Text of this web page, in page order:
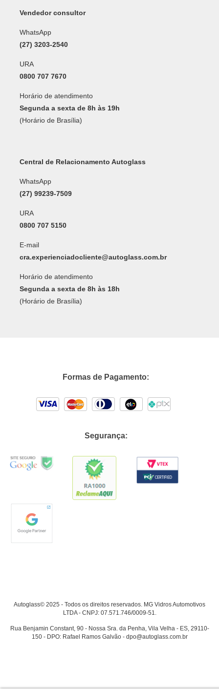
Vendedor consultor
WhatsApp
(27) 3203-2540
URA
0800 707 7670
Horário de atendimento
Segunda a sexta de 8h às 19h
(Horário de Brasília)
Central de Relacionamento Autoglass
WhatsApp
(27) 99239-7509
URA
0800 707 5150
E-mail
cra.experienciadocliente@autoglass.com.br
Horário de atendimento
Segunda a sexta de 8h às 18h
(Horário de Brasília)
Formas de Pagamento:
Segurança:
Autoglass© 2025 - Todos os direitos reservados. MG Vidros Automotivos
LTDA - CNPJ: 07.571.746/0009-51.
Rua Benjamin Constant, 90 - Nossa Sra. da Penha, Vila Velha - ES, 29110-
150 - DPO: Rafael Ramos Galvão - dpo@autoglass.com.br